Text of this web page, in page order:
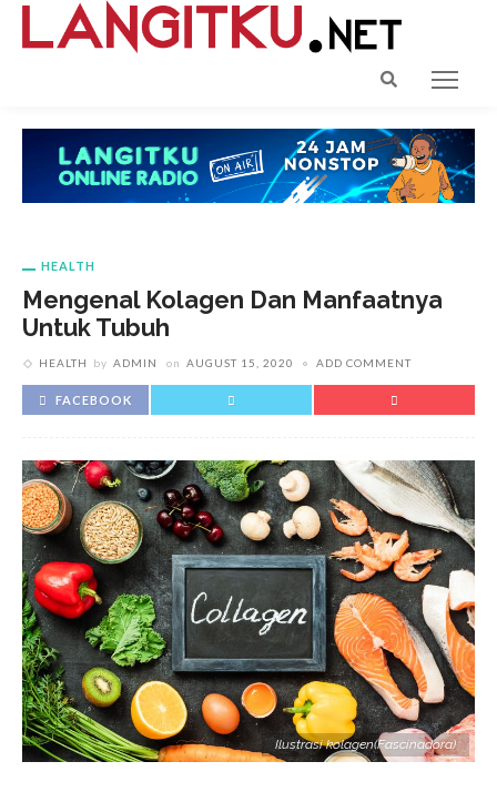
HEALTH
Mengenal Kolagen Dan Manfaatnya
Untuk Tubuh
HEALTH by ADMIN on AUGUST 15, 2020 ADD COMMENT
FACEBOOK
Ilustrasi kolagen(Fascinadora)